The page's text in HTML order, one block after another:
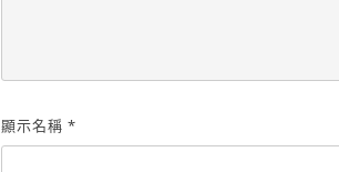
顯示名稱*